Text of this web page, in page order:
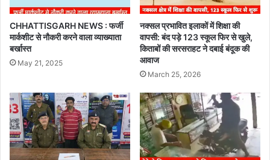
CHHATTISGARH NEWS : फर्जी
मार्कशीट से नौकरी करने वाला व्याख्याता
बर्खास्त
May 21, 2025
नक्सल प्रभावित इलाकों में शिक्षा की
वापसी: बंद पड़े 123 स्कूल फिर से खुले,
किताबों की सरसराहट ने दबाई बंदूक की
आवाज
March 25, 2026